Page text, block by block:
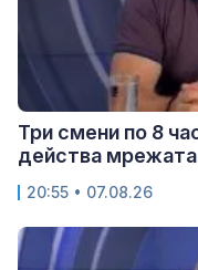
Три смени по 8
действа
20:55 • 07.08.26